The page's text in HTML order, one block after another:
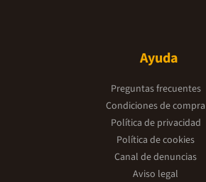
Ayuda
Preguntas frecuentes
Condiciones de compra
Política de privacidad
Política de cookies
Canal de denuncias
Aviso legal